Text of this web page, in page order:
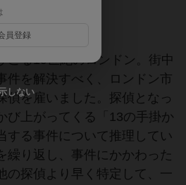
こる19世紀のロンドン。街中
件を解決すべく、ロンドン市
偵を雇いました。探偵となっ
び上がってくる「13の手掛か
する事件について推理してい
繰り返し、事件にかかわった
の探偵より早く特定して、一
員登録
しない